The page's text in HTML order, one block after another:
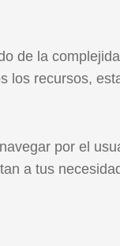
de la
los recursos,
por el
a tus